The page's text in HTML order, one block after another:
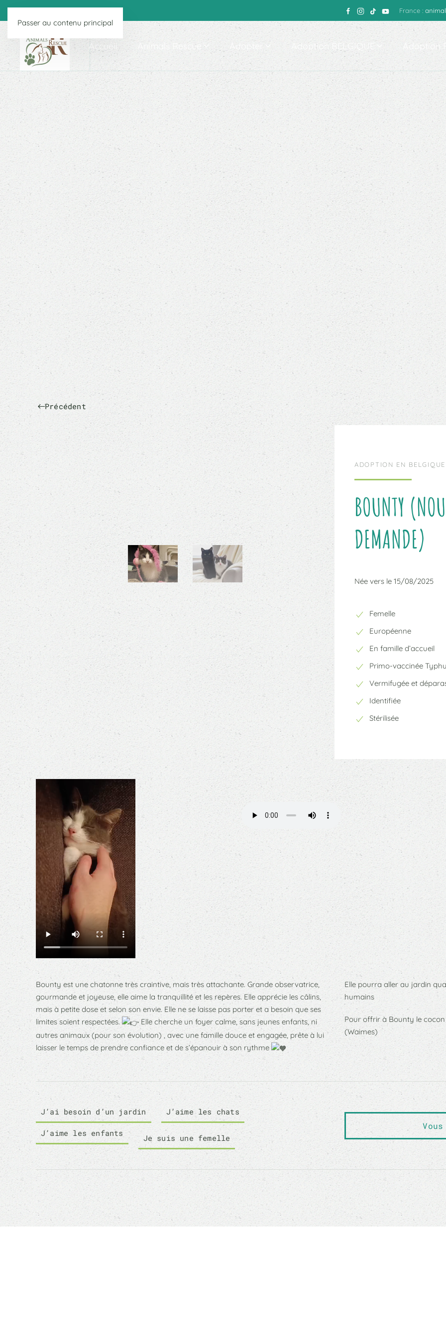
Passer au contenu principal
France :
Accueil Animals Rescue Adopter Adoption BELGIQUE Adoption
Précédent
ADOPTION EN BELGIQUE
BOUNTY
DEMANDE)
Née vers le 15/08/2025
Femelle
Européenne
En famille d’accueil
Primo-vaccinée
Vermifugée et
Identifiée
Stérilisée
Bounty est une chatonne très craintive, mais très attachante. Grande observatrice,
gourmande et joyeuse, elle aime la tranquillité et les repères. Elle apprécie les câlins,
mais à petite dose et selon son envie. Elle ne se laisse pas porter et a besoin que ses
limites soient respectées.
Elle cherche un foyer calme, sans jeunes enfants, ni
autres animaux (pour son évolution) , avec une famille douce et engagée, prête à lui
laisser le temps de prendre confiance et de s’épanouir à son rythme
Elle pourra aller au jardin
humains
Pour offrir à Bounty le
(Waimes)
J’ai besoin d’un jardin J’aime les chats
J’aime les enfants Je suis une femelle